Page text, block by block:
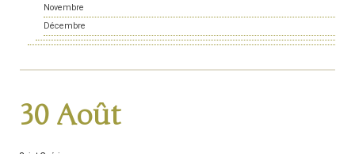
Novembre
Décembre
30 Août